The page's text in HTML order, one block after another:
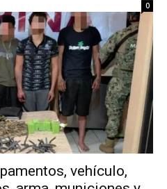
0
vehículo,